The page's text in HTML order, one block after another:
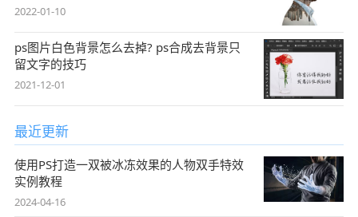
2022-01-10
ps图片白色背景怎么去掉? ps合成去背景只
留文字的技巧
2021-12-01
最近更新
使用PS打造一双被冰冻效果的人物双手特效
实例教程
2024-04-16